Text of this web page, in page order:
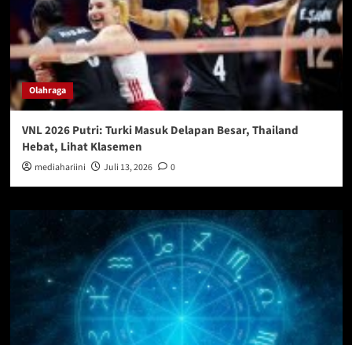
Olahraga
VNL 2026 Putri: Turki Masuk Delapan Besar, Thailand
Hebat, Lihat Klasemen
mediahariini Juli 13, 2026 0